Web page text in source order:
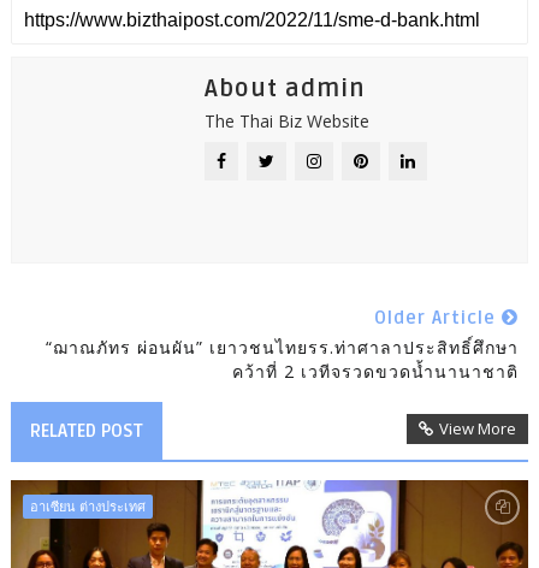
About admin
The Thai Biz Website
Older Article
“ฌาณภัทร ผ่อนผัน” เยาวชนไทยรร.ท่าศาลาประสิทธิ์ศึกษา
คว้าที่ 2 เวทีจรวดขวดน้ำนานาชาติ
RELATED POST View More
อาเซียน ต่างประเทศ